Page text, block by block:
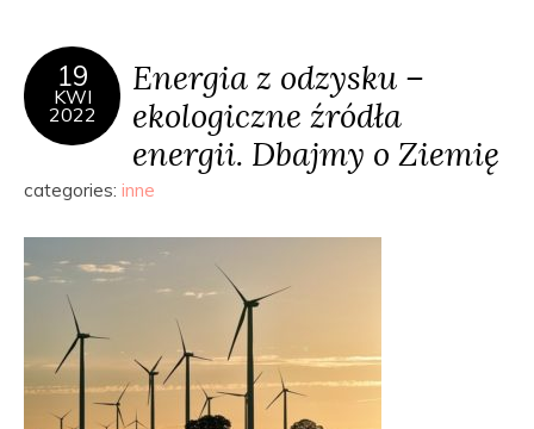
19
KWI
2022
Energia z odzysku –
ekologiczne źródła
energii. Dbajmy o Ziemię
categories: inne